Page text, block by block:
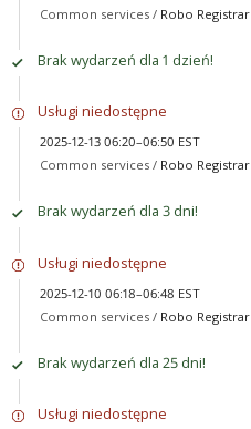
Common services / Robo Registrar
Brak wydarzeń dla 1 dzień!
Usługi niedostępne
2025-12-13 06:20–06:50 EST
Common services / Robo Registrar
Brak wydarzeń dla 3 dni!
Usługi niedostępne
2025-12-10 06:18–06:48 EST
Common services / Robo Registrar
Brak wydarzeń dla 25 dni!
Usługi niedostępne